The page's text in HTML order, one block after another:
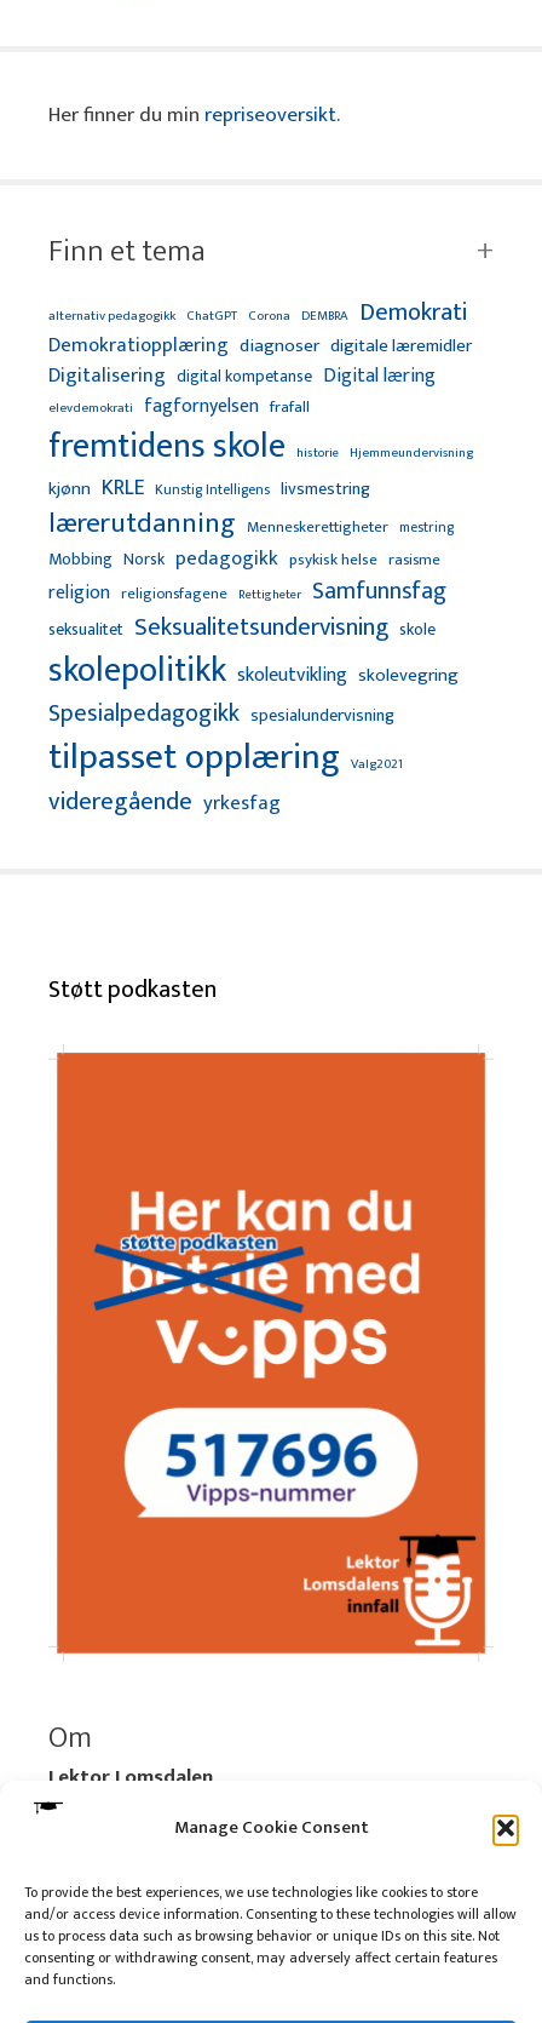
Manage Cookie Consent
To provide the best experiences, we use technologies like cookies to store
and/or access device information. Consenting to these technologies will allow
us to process data such as browsing behavior or unique IDs on this site. Not
consenting or withdrawing consent, may adversely affect certain features
and functions.
Her finner du min repriseoversikt.
Finn et tema
alternativ pedagogikk ChatGPT Corona DEMBRA Demokrati
Demokratiopplæring diagnoser digitale læremidler
Digitalisering digital kompetanse Digital læring
elevdemokrati fagfornyelsen frafall
fremtidens skole historie Hjemmeundervisning
kjønn KRLE Kunstig Intelligens livsmestring
lærerutdanning Menneskerettigheter mestring
Mobbing Norsk pedagogikk psykisk helse rasisme
religion religionsfagene Rettigheter Samfunnsfag
seksualitet Seksualitetsundervisning skole
skolepolitikk skoleutvikling skolevegring
Spesialpedagogikk spesialundervisning
tilpasset opplæring Valg2021
videregående yrkesfag
Støtt podkasten
Om
Lektor Lomsdalen
Organisasjonsnummer:
920 712 312 MVA
Les mer:Om selskapet
Les mer:Om reklame på podkasten